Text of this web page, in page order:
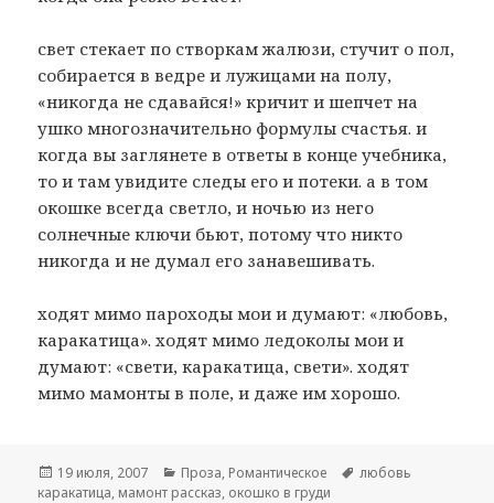
свет стекает по створкам жалюзи, стучит о пол,
собирается в ведре и лужицами на полу,
«никогда не сдавайся!» кричит и шепчет на
ушко многозначительно формулы счастья. и
когда вы заглянете в ответы в конце учебника,
то и там увидите следы его и потеки. а в том
окошке всегда светло, и ночью из него
солнечные ключи бьют, потому что никто
никогда и не думал его занавешивать.
ходят мимо пароходы мои и думают: «любовь,
каракатица». ходят мимо ледоколы мои и
думают: «свети, каракатица, свети». ходят
мимо мамонты в поле, и даже им хорошо.
Опубликовано
19 июля, 2007 Рубрики
Проза, Романтическое Метки
любовь
каракатица, мамонт рассказ, окошко в груди